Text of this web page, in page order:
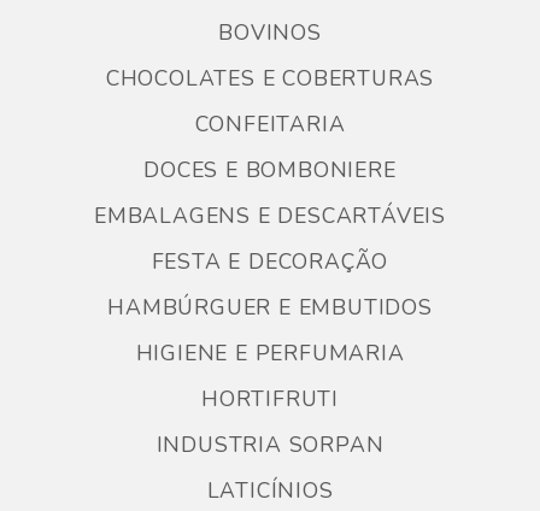
BOVINOS
CHOCOLATES E COBERTURAS
CONFEITARIA
DOCES E BOMBONIERE
EMBALAGENS E DESCARTÁVEIS
FESTA E DECORAÇÃO
HAMBÚRGUER E EMBUTIDOS
HIGIENE E PERFUMARIA
HORTIFRUTI
INDUSTRIA SORPAN
LATICÍNIOS